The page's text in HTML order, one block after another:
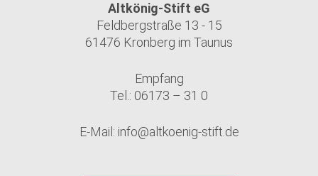
Altkönig-Stift eG
Feldbergstraße 13 - 15
61476 Kronberg im Taunus
Empfang
Tel.: 06173 – 31 0
E-Mail: info@altkoenig-stift.de